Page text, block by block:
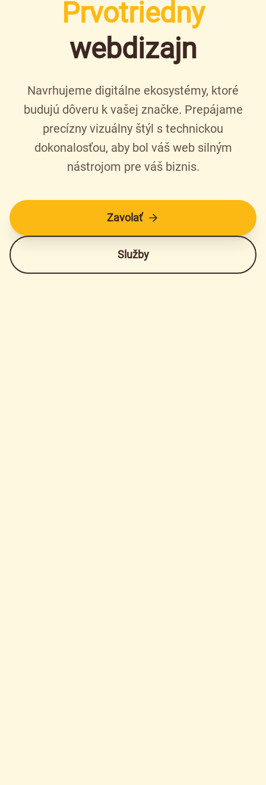
Prvotriedny
webdizajn
Navrhujeme digitálne ekosystémy, ktoré
budujú dôveru k vašej značke. Prepájame
precízny vizuálny štýl s technickou
dokonalosťou, aby bol váš web silným
nástrojom pre váš biznis.
Zavolať
Služby